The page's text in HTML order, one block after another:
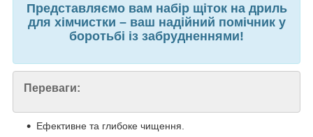
Представляємо вам набір щіток на дриль
для хімчистки – ваш надійний помічник у
боротьбі із забрудненнями!
Переваги:
Ефективне та глибоке чищення.